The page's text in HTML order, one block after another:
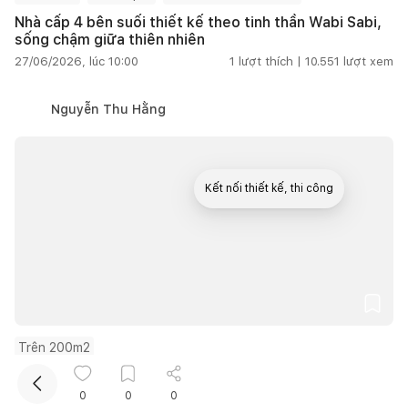
Nhà cấp 4 bên suối thiết kế theo tinh thần Wabi Sabi,
sống chậm giữa thiên nhiên
27/06/2026, lúc 10:00 1 lượt thích | 10.551 lượt xem
Nguyễn Thu Hằng
Trên 200m2
Ngôi nhà mang cảm hứng Trung Hoa với kết cấu lộ
thiên hiện đại
0 0 0
Kết nối thiết kế, thi công